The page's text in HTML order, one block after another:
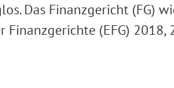
Das Finanzgericht (FG)
Finanzgerichte (EFG)